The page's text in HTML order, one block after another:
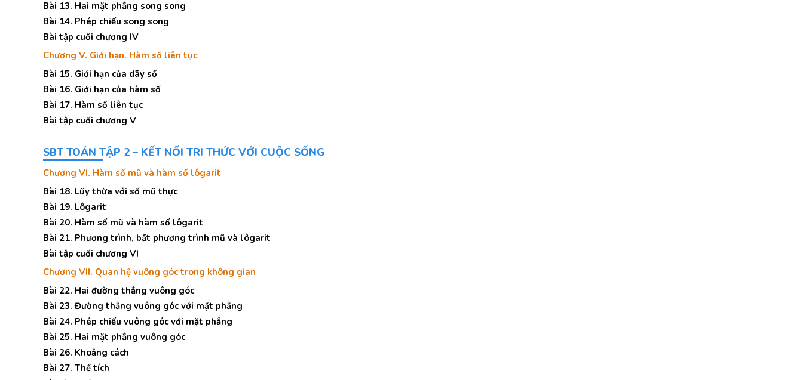
Bài 13. Hai mặt phẳng song song
Bài 14. Phép chiếu song song
Bài tập cuối chương IV
Chương V. Giới hạn. Hàm số liên tục
Bài 15. Giới hạn của dãy số
Bài 16. Giới hạn của hàm số
Bài 17. Hàm số liên tục
Bài tập cuối chương V
SBT TOÁN TẬP 2 – KẾT NỐI TRI THỨC VỚI CUỘC SỐNG
Chương VI. Hàm số mũ và hàm số lôgarit
Bài 18. Lũy thừa với số mũ thực
Bài 19. Lôgarit
Bài 20. Hàm số mũ và hàm số lôgarit
Bài 21. Phương trình, bất phương trình mũ và lôgarit
Bài tập cuối chương VI
Chương VII. Quan hệ vuông góc trong không gian
Bài 22. Hai đường thẳng vuông góc
Bài 23. Đường thẳng vuông góc với mặt phẳng
Bài 24. Phép chiếu vuông góc với mặt phẳng
Bài 25. Hai mặt phẳng vuông góc
Bài 26. Khoảng cách
Bài 27. Thể tích